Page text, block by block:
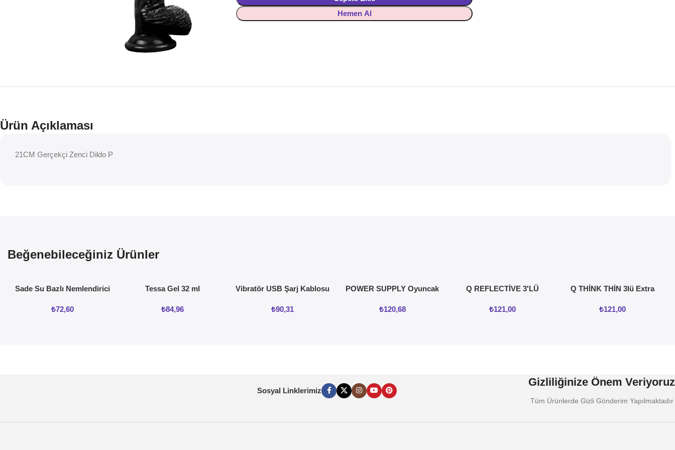
Hemen Al
Ürün Açıklaması
21CM Gerçekçi Zenci Dildo P
Beğenebileceğiniz Ürünler
Sade Su Bazlı Nemlendirici
₺72,60
Tessa Gel 32 ml
₺84,96
Vibratör USB Şarj Kablosu
₺90,31
POWER SUPPLY Oyuncak
₺120,68
Q REFLECTİVE 3'LÜ
PREZERVATİF
₺121,00
Q THİNK THİN 3lü Extra
₺121,00
Sosyal Linklerimiz
Gizliliğinize Önem Veriyoruz
Tüm Ürünlerde Gizli Gönderim Yapılmaktadır